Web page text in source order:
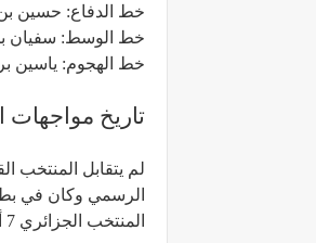
خط الدفاع: حسين بن
خط الوسط: سفيان بن
خط الهجوم: ياسين
تاريخ مواجهات
المنتخب الجزائري 7 أهداف في شباك قطر بينما أحرز المنتخب القطري هدفا واحدا في شباك الجزائر.